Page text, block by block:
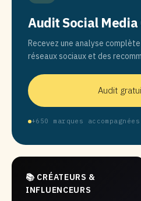
Audit Social
Recevez une analyse
réseaux sociaux et des
Audit
+650 marques
📚 CRÉATEURS &
INFLUENCEURS